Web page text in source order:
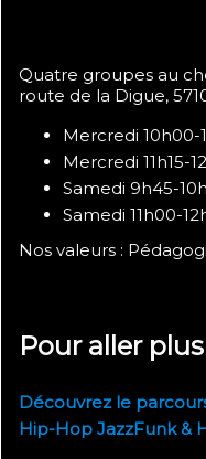
Quatre groupes au
route de la Digue,
Mercredi 10h00-
Mercredi 11h15-
Samedi 9h45-
Samedi 11h00-
Nos valeurs :
Pour aller
Découvrez le
Hip-Hop JazzFunk &